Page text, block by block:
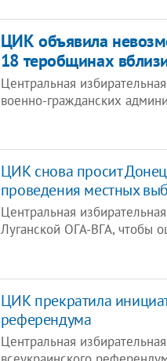
ЦИК объявила
18 теробщинах
Центральная
военно-гражданских
ЦИК снова просит
проведения местных
Центральная
Луганской ОГА-ВГА, чтобы
ЦИК прекратила
референдума
Центральная